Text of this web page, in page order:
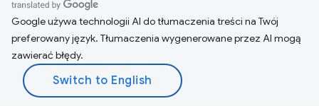
Google używa technologii AI do tłumaczenia treści na Twój
preferowany język. Tłumaczenia wygenerowane przez AI mogą
zawierać błędy.